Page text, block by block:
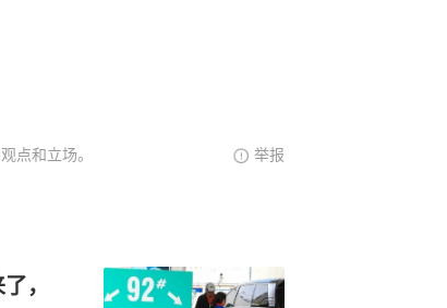
点和立场。 举报
，